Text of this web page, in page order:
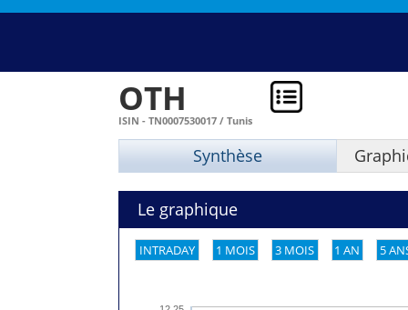
OTH
ISIN - TN0007530017 / Tunis
Synthèse
Le graphique
INTRADAY 1 MOIS 3 MOIS 1 AN 5